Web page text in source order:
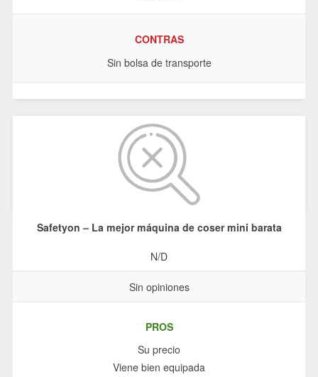
CONTRAS
Sin bolsa de transporte
Safetyon – La mejor máquina de coser mini barata
N/D
Sin opiniones
PROS
Su precio
Viene bien equipada